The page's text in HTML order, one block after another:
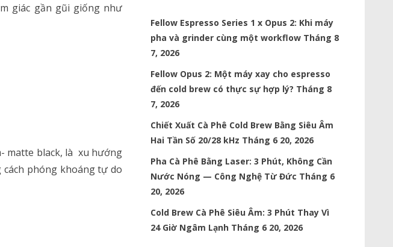
giác gần gũi giống như
matte black, là xu hướng
cách phóng khoáng tự do
Fellow Espresso Series 1 x Opus 2: Khi máy
pha và grinder cùng một workflow Tháng 8
7, 2026
Fellow Opus 2: Một máy xay cho espresso
đến cold brew có thực sự hợp lý? Tháng 8
7, 2026
Chiết Xuất Cà Phê Cold Brew Bằng Siêu Âm
Hai Tần Số 20/28 kHz Tháng 6 20, 2026
Pha Cà Phê Bằng Laser: 3 Phút, Không Cần
Nước Nóng — Công Nghệ Từ Đức Tháng 6
20, 2026
Cold Brew Cà Phê Siêu Âm: 3 Phút Thay Vì
24 Giờ Ngâm Lạnh Tháng 6 20, 2026